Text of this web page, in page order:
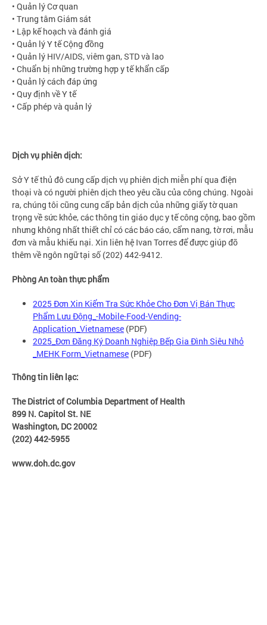
• Quản lý Cơ quan
• Trung tâm Giám sát
• Lập kế hoạch và đánh giá
• Quản lý Y tế Cộng đồng
• Quản lý HIV/AIDS, viêm gan, STD và lao
• Chuẩn bị những trường hợp y tế khẩn cấp
• Quản lý cách đáp ứng
• Quy định về Y tế
• Cấp phép và quản lý
Dịch vụ phiên dịch:
Sở Y tế thủ đô cung cấp dịch vụ phiên dịch miễn phí qua điện
thoại và có người phiên dịch theo yêu cầu của công chúng. Ngoài
ra, chúng tôi cũng cung cấp bản dịch của những giấy tờ quan
trọng về sức khỏe, các thông tin giáo dục y tế công cộng, bao gồm
nhưng không nhất thiết chỉ có các báo cáo, cẩm nang, tờ rơi, mẫu
đơn và mẫu khiếu nại. Xin liên hệ Ivan Torres để được giúp đỡ
thêm về ngôn ngữ tại số (202) 442-9412.
Phòng An toàn thực phẩm
2025 Đơn Xin Kiểm Tra Sức Khỏe Cho Đơn Vị Bán Thực
Phẩm Lưu Động_-Mobile-Food-Vending-
Application_Vietnamese (PDF)
2025_Đơn Đăng Ký Doanh Nghiệp Bếp Gia Đình Siêu Nhỏ
_MEHK Form_Vietnamese (PDF)
Thông tin liên lạc:
The District of Columbia Department of Health
899 N. Capitol St. NE
Washington, DC 20002
(202) 442-5955
www.doh.dc.gov